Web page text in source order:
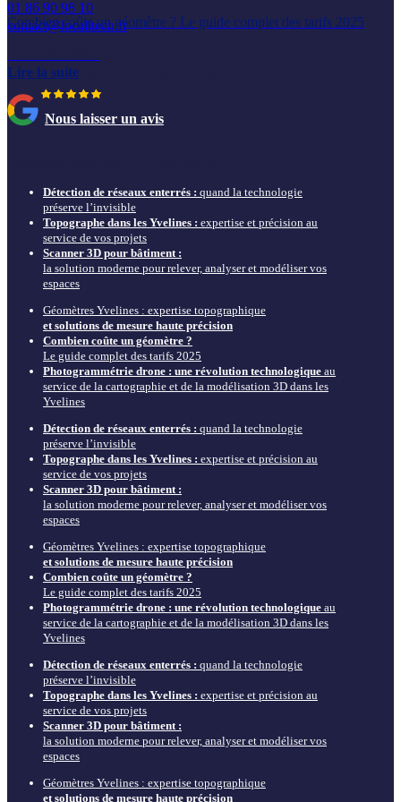
Combien coûte un géomètre ? Le guide complet des tarifs 2025
Lire la suite
01 86 90 98 10
contact@localitech.fr
du lundi au vendredi
de 9h00 à 12h00 et de 13h30 à 17h30
Nous laisser un avis
Détection de réseaux enterrés : quand la technologie
préserve l’invisible
Topographe dans les Yvelines : expertise et précision au
service de vos projets
Scanner 3D pour bâtiment :
la solution moderne pour relever, analyser et modéliser vos
espaces
Géomètres Yvelines : expertise topographique
et solutions de mesure haute précision
Combien coûte un géomètre ?
Le guide complet des tarifs 2025
Photogrammétrie drone : une révolution technologique au
service de la cartographie et de la modélisation 3D dans les
Yvelines
Détection de réseaux enterrés : quand la technologie
préserve l’invisible
Topographe dans les Yvelines : expertise et précision au
service de vos projets
Scanner 3D pour bâtiment :
la solution moderne pour relever, analyser et modéliser vos
espaces
Géomètres Yvelines : expertise topographique
et solutions de mesure haute précision
Combien coûte un géomètre ?
Le guide complet des tarifs 2025
Photogrammétrie drone : une révolution technologique au
service de la cartographie et de la modélisation 3D dans les
Yvelines
Détection de réseaux enterrés : quand la technologie
préserve l’invisible
Topographe dans les Yvelines : expertise et précision au
service de vos projets
Scanner 3D pour bâtiment :
la solution moderne pour relever, analyser et modéliser vos
espaces
Géomètres Yvelines : expertise topographique
et solutions de mesure haute précision